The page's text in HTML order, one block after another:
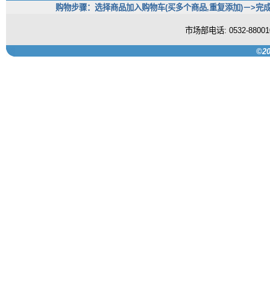
购物步骤：选择商品加入购物车(买多个商品,重复添加)－>
市场部电话: 0532-